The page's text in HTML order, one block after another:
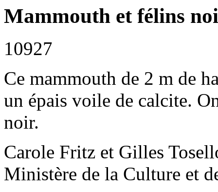
Mammouth et félins
10927
Ce mammouth de 2 m de
un épais voile de calcite.
noir.
Carole Fritz et Gilles
Ministère de la Culture et